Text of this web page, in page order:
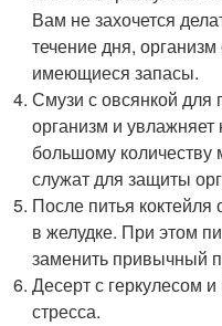
Вам не захочется
течение дня,
имеющиеся запасы.
Смузи с овсянкой для
организм и
большому
служат для защиты
После питья коктейля
в желудке. При этом
заменить привычный
Десерт с геркулесом
стресса.